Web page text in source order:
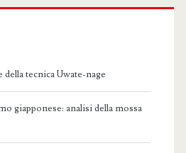
della tecnica Uwate-nage
giapponese: analisi della mossa